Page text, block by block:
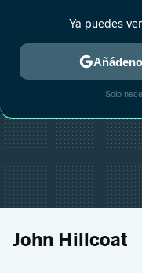
ESTRENOS
John Hillcoat
Ya puedes
Solo